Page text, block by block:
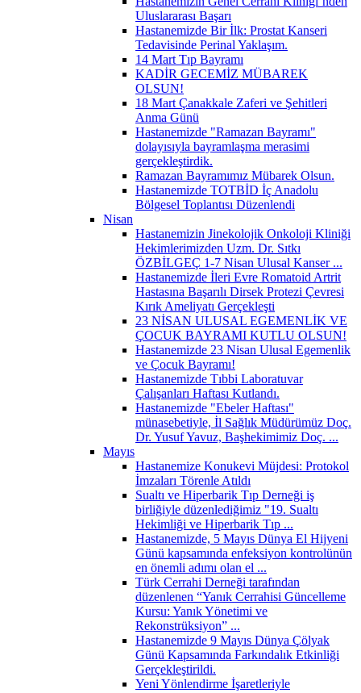
Uluslararası Başarı
Hastanemizde Bir İlk: Prostat Kanseri
Tedavisinde Perinal Yaklaşım.
14 Mart Tıp Bayramı
KADİR GECEMİZ MÜBAREK
OLSUN!
18 Mart Çanakkale Zaferi ve Şehitleri
Anma Günü
Hastanemizde "Ramazan Bayramı"
dolayısıyla bayramlaşma merasimi
gerçekleştirdik.
Ramazan Bayramımız Mübarek Olsun.
Hastanemizde TOTBİD İç Anadolu
Bölgesel Toplantısı Düzenlendi
Nisan
Hastanemizin Jinekolojik Onkoloji Kliniği
Hekimlerimizden Uzm. Dr. Sıtkı
ÖZBİLGEÇ 1-7 Nisan Ulusal Kanser ...
Hastanemizde İleri Evre Romatoid Artrit
Hastasına Başarılı Dirsek Protezi Çevresi
Kırık Ameliyatı Gerçekleşti
23 NİSAN ULUSAL EGEMENLİK VE
ÇOCUK BAYRAMI KUTLU OLSUN!
Hastanemizde 23 Nisan Ulusal Egemenlik
ve Çocuk Bayramı!
Hastanemizde Tıbbi Laboratuvar
Çalışanları Haftası Kutlandı.
Hastanemizde "Ebeler Haftası"
münasebetiyle, İl Sağlık Müdürümüz Doç.
Dr. Yusuf Yavuz, Başhekimimiz Doç. ...
Mayıs
​Hastanemize Konukevi Müjdesi: Protokol
İmzaları Törenle Atıldı
Sualtı ve Hiperbarik Tıp Derneği iş
birliğiyle düzenlediğimiz "19. Sualtı
Hekimliği ve Hiperbarik Tıp ...
Hastanemizde, 5 Mayıs Dünya El Hijyeni
Günü kapsamında enfeksiyon kontrolünün
en önemli adımı olan el ...
Türk Cerrahi Derneği tarafından
düzenlenen “Yanık Cerrahisi Güncelleme
Kursu: Yanık Yönetimi ve
Rekonstrüksiyon” ...
Hastanemizde 9 Mayıs Dünya Çölyak
Günü Kapsamında Farkındalık Etkinliği
Gerçekleştirildi.
Yeni Yönlendirme İşaretleriyle